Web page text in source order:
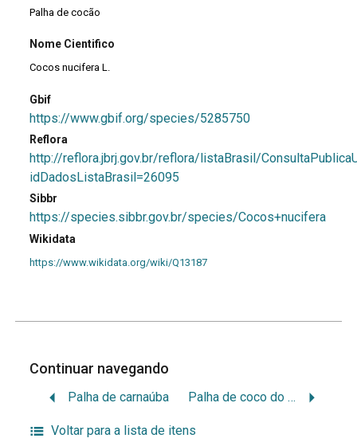
Palha de cocão
Nome Cientifico
Cocos nucifera L.
Gbif
https://www.gbif.org/species/5285750
Reflora
http://reflora.jbrj.gov.br/reflora/listaBrasil/
idDadosListaBrasil=26095
Sibbr
https://species.sibbr.gov.br/species/Cocos+nucifera
Wikidata
https://www.wikidata.org/wiki/Q13187
Continuar navegando
Palha de carnaúba Palha de coco do mato
Voltar para a lista de itens